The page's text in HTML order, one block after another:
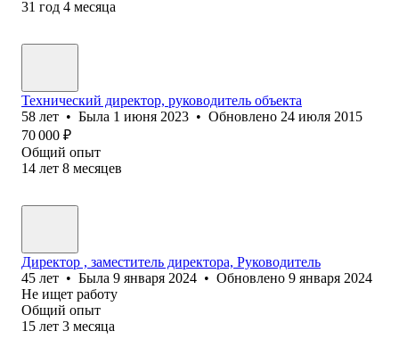
31 год 4 месяца
Технический директор, руководитель объекта
58 лет • Была 1 июня 2023 • Обновлено 24 июля 2015
70 000 ₽
Общий опыт
14 лет 8 месяцев
Директор , заместитель директора, Руководитель
45 лет • Была 9 января 2024 • Обновлено 9 января 2024
Не ищет работу
Общий опыт
15 лет 3 месяца